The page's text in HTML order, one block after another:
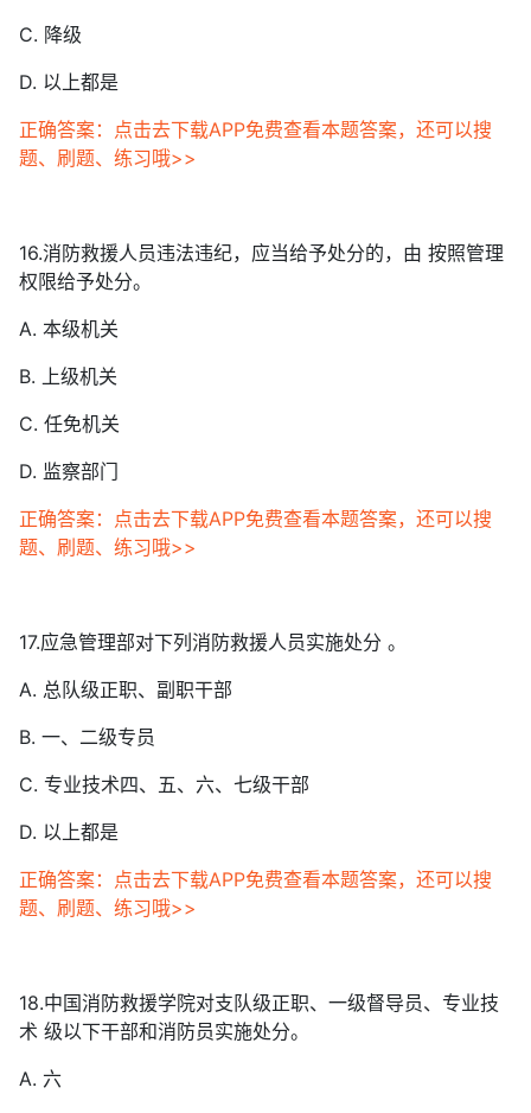
C. 降级
D. 以上都是
正确答案：点击去下载APP免费查看本题答案，还可以搜
题、刷题、练习哦>>
16.消防救援人员违法违纪，应当给予处分的，由 按照管理
权限给予处分。
A. 本级机关
B. 上级机关
C. 任免机关
D. 监察部门
正确答案：点击去下载APP免费查看本题答案，还可以搜
题、刷题、练习哦>>
17.应急管理部对下列消防救援人员实施处分 。
A. 总队级正职、副职干部
B. 一、二级专员
C. 专业技术四、五、六、七级干部
D. 以上都是
正确答案：点击去下载APP免费查看本题答案，还可以搜
题、刷题、练习哦>>
18.中国消防救援学院对支队级正职、一级督导员、专业技
术 级以下干部和消防员实施处分。
A. 六